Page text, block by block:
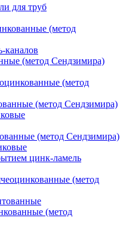
для труб
(метод
каналов
(метод Сендзимира)
(метод
(метод Сендзимира)
(метод Сендзимира)
цинк-ламель
(метод
(метод